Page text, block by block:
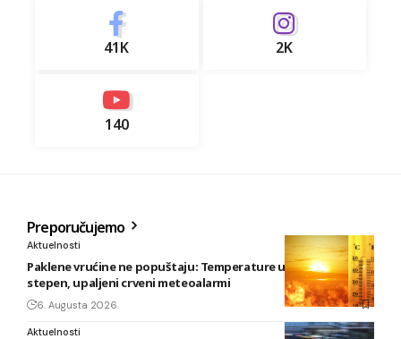
41K 2K
140
Preporučujemo
Aktuelnosti
Paklene vrućine ne popuštaju: Temperature u BiH i do 41
stepen, upaljeni crveni meteoalarmi
6. Augusta 2026.
Aktuelnosti